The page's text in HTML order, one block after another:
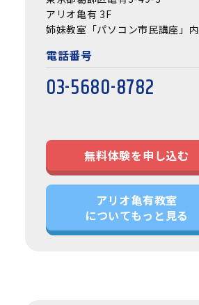
アリオ亀有 3F
姉妹教室「パソコン市民講座」内
電話番号
03-5680-8782
無料体験を申し込む
アリオ亀有教室
についてもっと見る